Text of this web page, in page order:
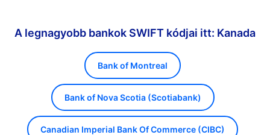
A legnagyobb bankok SWIFT kódjai itt: Kanada
Bank of Montreal
Bank of Nova Scotia (Scotiabank)
Canadian Imperial Bank Of Commerce (CIBC)